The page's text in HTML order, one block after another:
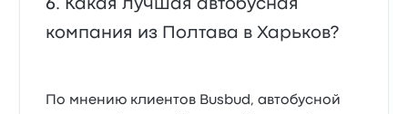
Какая лучшая автобусная
компания из Полтава в Харьков?
По мнению клиентов Busbud, автобусной